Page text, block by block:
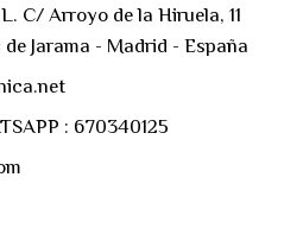
C/ Arroyo de la Hiruela, 11
Jarama - Madrid - España
: 670340125